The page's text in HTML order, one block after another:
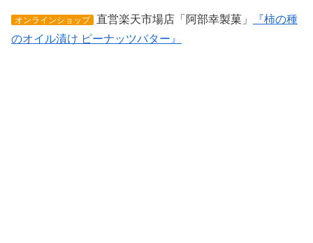
オンラインショップ 直営楽天市場店「阿部幸製菓」
『柿の種
のオイル漬け ピーナッツバター』